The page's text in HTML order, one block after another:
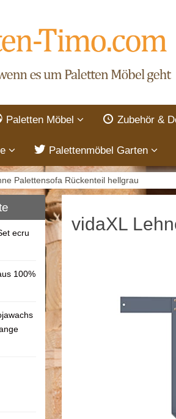
Paletten Möbel Zubehör &
Palettenmöbel Garten
Palettensofa Rückenteil hellgrau
ecru
100%
vidaXL